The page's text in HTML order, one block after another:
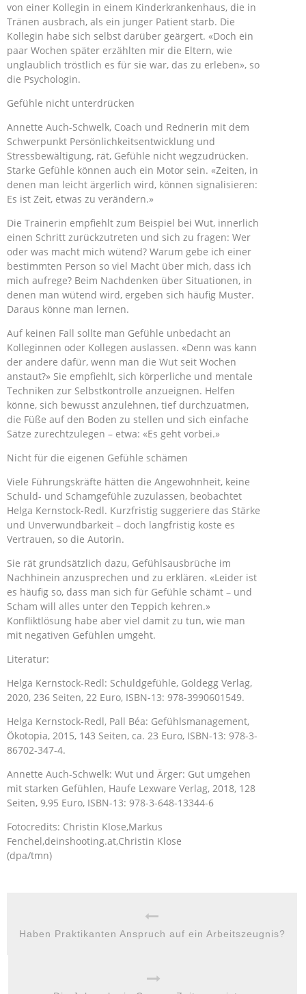
von einer Kollegin in einem Kinderkrankenhaus, die in
Tränen ausbrach, als ein junger Patient starb. Die
Kollegin habe sich selbst darüber geärgert. «Doch ein
paar Wochen später erzählten mir die Eltern, wie
unglaublich tröstlich es für sie war, das zu erleben», so
die Psychologin.
Gefühle nicht unterdrücken
Annette Auch-Schwelk, Coach und Rednerin mit dem
Schwerpunkt Persönlichkeitsentwicklung und
Stressbewältigung, rät, Gefühle nicht wegzudrücken.
Starke Gefühle können auch ein Motor sein. «Zeiten, in
denen man leicht ärgerlich wird, können signalisieren:
Es ist Zeit, etwas zu verändern.»
Die Trainerin empfiehlt zum Beispiel bei Wut, innerlich
einen Schritt zurückzutreten und sich zu fragen: Wer
oder was macht mich wütend? Warum gebe ich einer
bestimmten Person so viel Macht über mich, dass ich
mich aufrege? Beim Nachdenken über Situationen, in
denen man wütend wird, ergeben sich häufig Muster.
Daraus könne man lernen.
Auf keinen Fall sollte man Gefühle unbedacht an
Kolleginnen oder Kollegen auslassen. «Denn was kann
der andere dafür, wenn man die Wut seit Wochen
anstaut?» Sie empfiehlt, sich körperliche und mentale
Techniken zur Selbstkontrolle anzueignen. Helfen
könne, sich bewusst anzulehnen, tief durchzuatmen,
die Füße auf den Boden zu stellen und sich einfache
Sätze zurechtzulegen – etwa: «Es geht vorbei.»
Nicht für die eigenen Gefühle schämen
Viele Führungskräfte hätten die Angewohnheit, keine
Schuld- und Schamgefühle zuzulassen, beobachtet
Helga Kernstock-Redl. Kurzfristig suggeriere das Stärke
und Unverwundbarkeit – doch langfristig koste es
Vertrauen, so die Autorin.
Sie rät grundsätzlich dazu, Gefühlsausbrüche im
Nachhinein anzusprechen und zu erklären. «Leider ist
es häufig so, dass man sich für Gefühle schämt – und
Scham will alles unter den Teppich kehren.»
Konfliktlösung habe aber viel damit zu tun, wie man
mit negativen Gefühlen umgeht.
Literatur:
Helga Kernstock-Redl: Schuldgefühle, Goldegg Verlag,
2020, 236 Seiten, 22 Euro, ISBN-13: 978-3990601549.
Helga Kernstock-Redl, Pall Béa: Gefühlsmanagement,
Ökotopia, 2015, 143 Seiten, ca. 23 Euro, ISBN-13: 978-3-
86702-347-4.
Annette Auch-Schwelk: Wut und Ärger: Gut umgehen
mit starken Gefühlen, Haufe Lexware Verlag, 2018, 128
Seiten, 9,95 Euro, ISBN-13: 978-3-648-13344-6
Fotocredits: Christin Klose,Markus
Fenchel,deinshooting.at,Christin Klose
(dpa/tmn)
Haben Praktikanten Anspruch auf ein Arbeitszeugnis?